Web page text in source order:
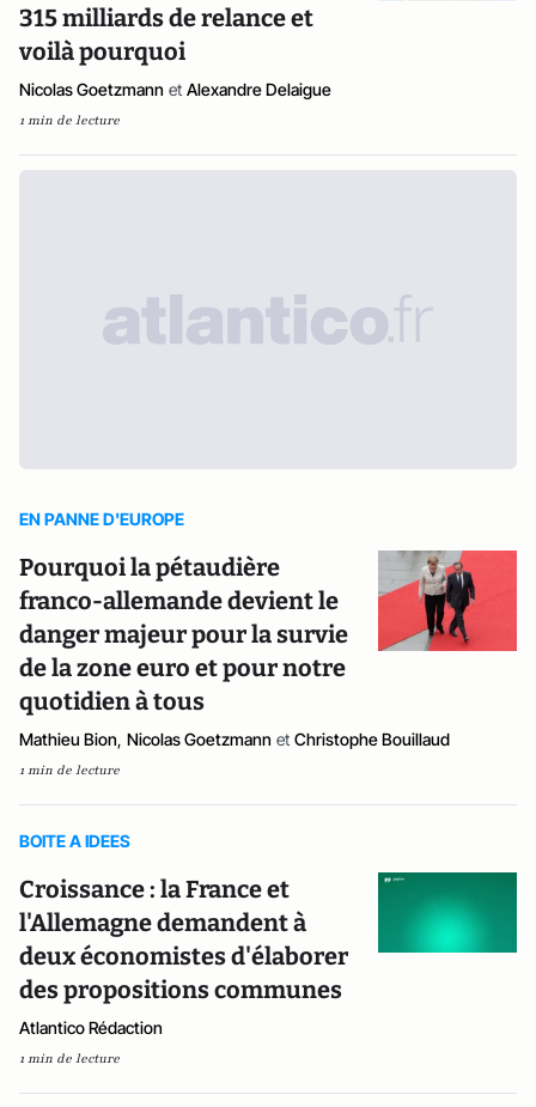
315 milliards de relance et
voilà pourquoi
Nicolas Goetzmann et Alexandre Delaigue
1 min de lecture
EN PANNE D'EUROPE
Pourquoi la pétaudière
franco-allemande devient le
danger majeur pour la survie
de la zone euro et pour notre
quotidien à tous
Mathieu Bion, Nicolas Goetzmann et Christophe Bouillaud
1 min de lecture
BOITE A IDEES
Croissance : la France et
l'Allemagne demandent à
deux économistes d'élaborer
des propositions communes
Atlantico Rédaction
1 min de lecture